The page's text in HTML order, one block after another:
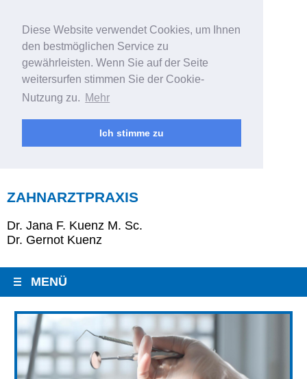
Diese Website verwendet Cookies, um Ihnen
den bestmöglichen Service zu
gewährleisten. Wenn Sie auf der Seite
weitersurfen stimmen Sie der Cookie-
Nutzung zu. Mehr
Ich stimme zu
ZAHNARZTPRAXIS
Dr. Jana F. Kuenz M. Sc.
Dr. Gernot Kuenz
MENÜ